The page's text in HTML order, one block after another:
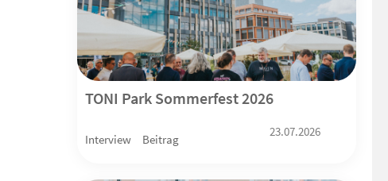
TONI Park Sommerfest 2026
Interview Beitrag
23.07.2026